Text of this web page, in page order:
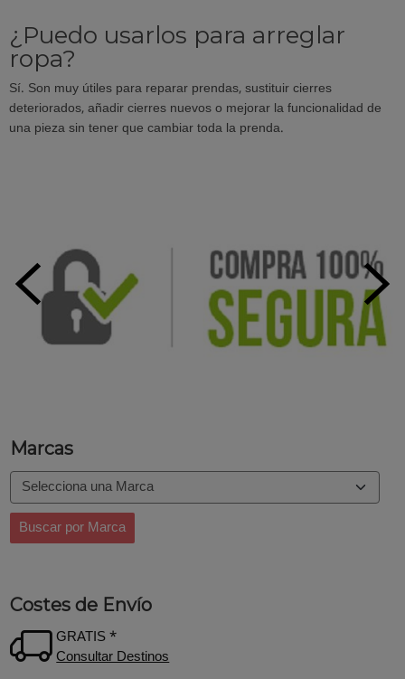
Marcas
Costes de Envío
GRATIS *
Consultar Destinos
¿Puedo usarlos para arreglar
ropa?
Sí. Son muy útiles para reparar prendas, sustituir cierres
deteriorados, añadir cierres nuevos o mejorar la funcionalidad de
una pieza sin tener que cambiar toda la prenda.